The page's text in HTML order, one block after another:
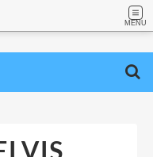
MENU